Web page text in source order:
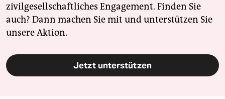
zivilgesellschaftliches Engagement. Finden Sie
auch? Dann machen Sie mit und unterstützen Sie
unsere Aktion.
Jetzt unterstützen